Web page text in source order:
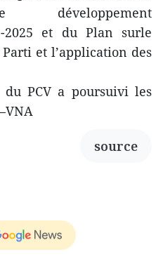
développement
2025 et du Plan surle
et l’application des
du PCV a poursuivi les
source